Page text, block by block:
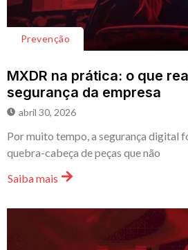
Prevenção
MXDR na prática: o que
segurança da empresa
abril 30, 2026
Por muito tempo, a segurança digital
quebra-cabeça de peças que não
Saiba mais